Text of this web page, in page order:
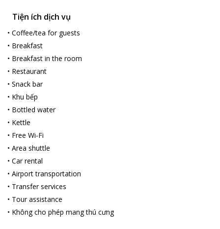
Tiện ích dịch vụ
• Coffee/tea for guests
• Breakfast
• Breakfast in the room
• Restaurant
• Snack bar
• Khu bếp
• Bottled water
• Kettle
• Free Wi-Fi
• Area shuttle
• Car rental
• Airport transportation
• Transfer services
• Tour assistance
• Không cho phép mang thú cưng